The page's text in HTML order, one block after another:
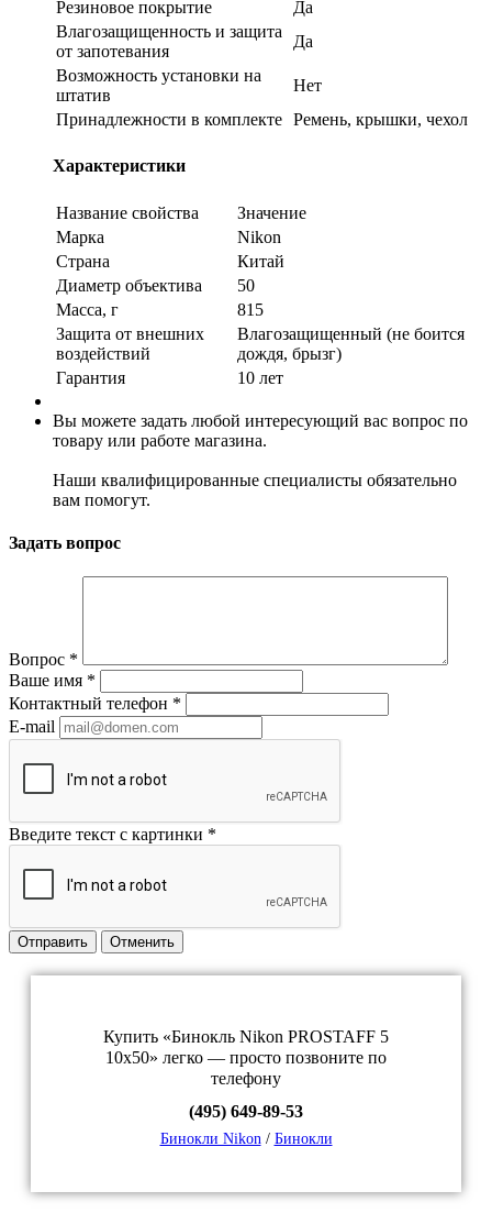
Резиновое покрытие
Да
Влагозащищенность и защита
от запотевания
Да
Возможность установки на
штатив
Нет
Принадлежности в комплекте Ремень, крышки, чехол
Характеристики
Название свойства
Значение
Марка
Nikon
Страна
Китай
Диаметр объектива
50
Масса, г
815
Защита от внешних
воздействий
Влагозащищенный (не боится
дождя, брызг)
Гарантия
10 лет
Вы можете задать любой интересующий вас вопрос по
товару или работе магазина.
Наши квалифицированные специалисты обязательно
вам помогут.
Задать вопрос
Вопрос *
Ваше имя *
Контактный телефон *
E-mail
Введите текст с картинки *
Отправить Отменить
Купить «Бинокль Nikon PROSTAFF 5
10x50» легко — просто позвоните по
телефону
(495) 649-89-53
Бинокли Nikon/ Бинокли